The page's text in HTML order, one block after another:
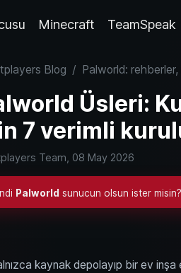
Minecraft TeamSpeak
Blog / Palworld: rehberler,
Üsleri:
7 verimli
Team, 08 May 2026
Palworld sunucun olsun ister
kaynak depolayıp bir ev inşa